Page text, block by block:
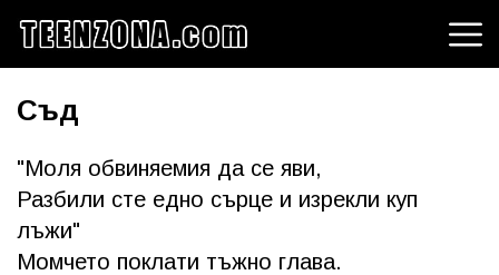
Съд
"Моля обвиняемия да се яви,
Разбили сте едно сърце и изрекли куп
лъжи"
Момчето поклати тъжно глава.